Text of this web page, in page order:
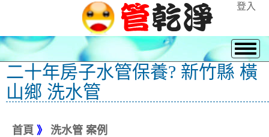
登入
二十年房子水管保養? 新竹縣 橫
山鄉 洗水管
首頁 》 洗水管 案例